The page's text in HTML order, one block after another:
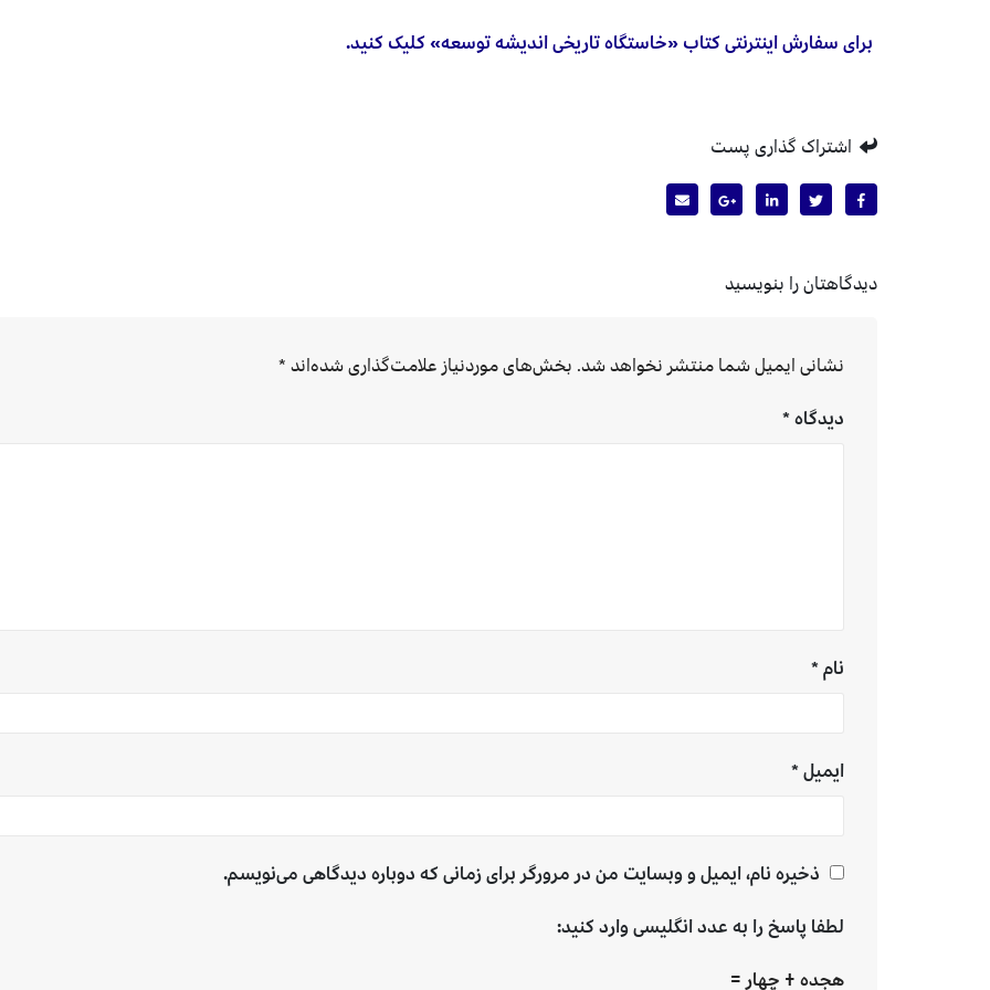
برای سفارش اینترنتی کتاب «خاستگاه تاریخی اندیشه توسعه» کلیک کنید.
اشتراک گذاری پست
دیدگاهتان را بنویسید
نشانی ایمیل شما منتشر نخواهد شد. بخش‌های موردنیاز علامت‌گذاری شده‌اند*
دیدگاه*
نام*
ایمیل*
ذخیره نام، ایمیل و وبسایت من در مرورگر برای زمانی که دوباره دیدگاهی می‌نویسم.
لطفا پاسخ را به عدد انگلیسی وارد کنید:
هجده + چهار =